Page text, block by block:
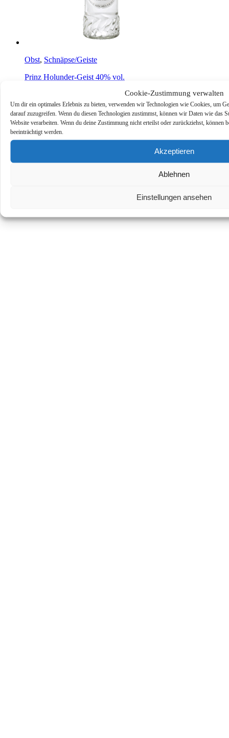
Obst, Schnäpse/Geiste
Prinz Holunder-Geist 40% vol.
Informationen
Datenschutzerklärung
Cookie-Richtlinie (EU)
Impressum
*Als Affiliate- und -Ebay/Amazon-Partner verdiene ich an
qualifizierten Käufen.
Cookie-Zustimmung verwalten
Um dir ein optimales Erlebnis zu bieten, verwenden wir Technologien wie Cookies, um
darauf zuzugreifen. Wenn du diesen Technologien zustimmst, können wir Daten wie das
Website verarbeiten. Wenn du deine Zustimmung nicht erteilst oder zurückziehst, können
beeinträchtigt werden.
Akzeptieren
Ablehnen
Einstellungen ansehen